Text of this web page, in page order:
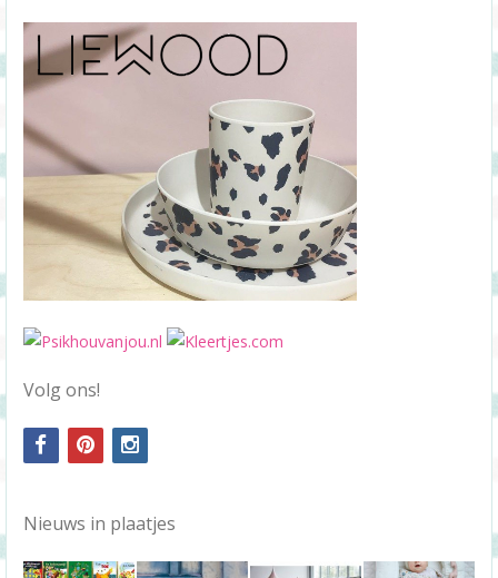
Volg ons!
facebookpinterestinstagram
Nieuws in plaatjes